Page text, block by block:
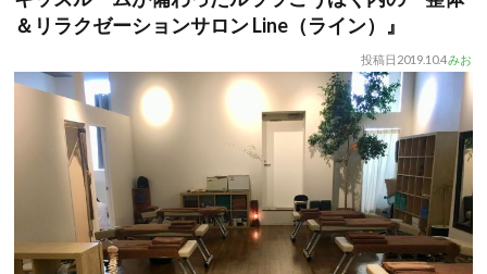
＆リラクゼーションサロン Line（ライン）』
投稿日 2019.10.4みお